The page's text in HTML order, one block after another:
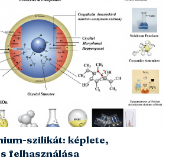
szilikát: képlete,
felhasználása